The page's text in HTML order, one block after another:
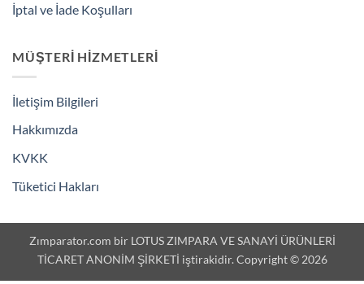
İptal ve İade Koşulları
MÜŞTERI HIZMETLERI
İletişim Bilgileri
Hakkımızda
KVKK
Tüketici Hakları
Zımparator.com bir LOTUS ZIMPARA VE SANAYİ ÜRÜNLERİ
TİCARET ANONİM ŞİRKETİ iştirakidir. Copyright © 2026